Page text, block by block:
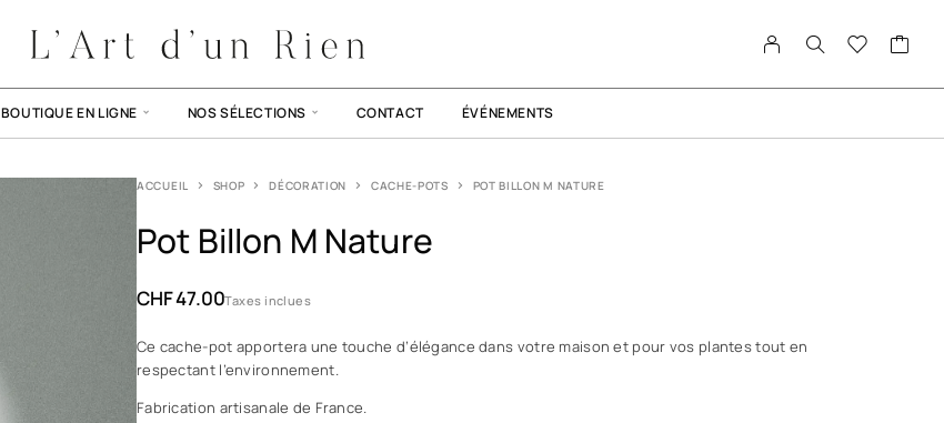
BOUTIQUE EN LIGNE NOS SÉLECTIONS CONTACT ÉVÉNEMENTS
ACCUEIL SHOP DÉCORATION CACHE-POTS POT BILLON M NATURE
Pot Billon M Nature
CHF47.00Taxes inclues
Ce cache-pot apportera une touche d’élégance dans votre maison et pour vos plantes tout en
respectant l’environnement.
Fabrication artisanale de France.